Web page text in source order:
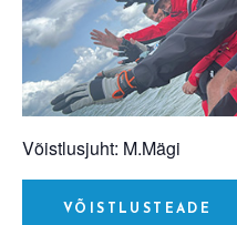
Võistlusjuht: M.Mägi
VÕISTLUSTEADE